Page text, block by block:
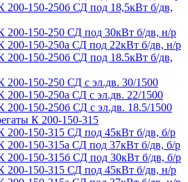
200-150-250б СД под 18,5кВт б/дв,
200-150-250 СД под 30кВт б/дв, н/р
200-150-250а СД под 22кВт б/дв, н/р
200-150-250б СД под 18.5кВт б/дв,
200-150-250 СД с эл.дв. 30/1500
200-150-250а СД с эл.дв. 22/1500
200-150-250б СД с эл.дв. 18.5/1500
К 200-150-315
200-150-315 СД под 45кВт б/дв, б/р
200-150-315а СД под 37кВт б/дв, б/р
200-150-315б СД под 30кВт б/дв, б/р
200-150-315 СД под 45кВт б/дв, н/р